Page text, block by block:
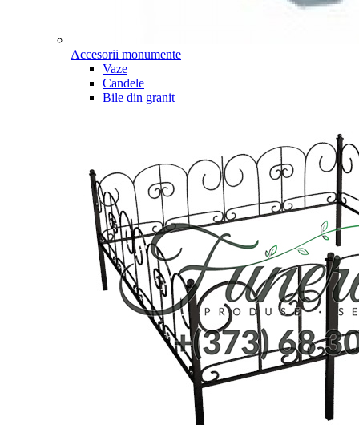
Accesorii monumente
Vaze
Candele
Bile din granit